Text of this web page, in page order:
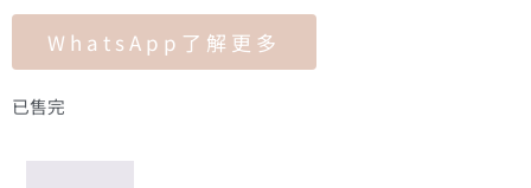
WhatsApp了解更多
已售完